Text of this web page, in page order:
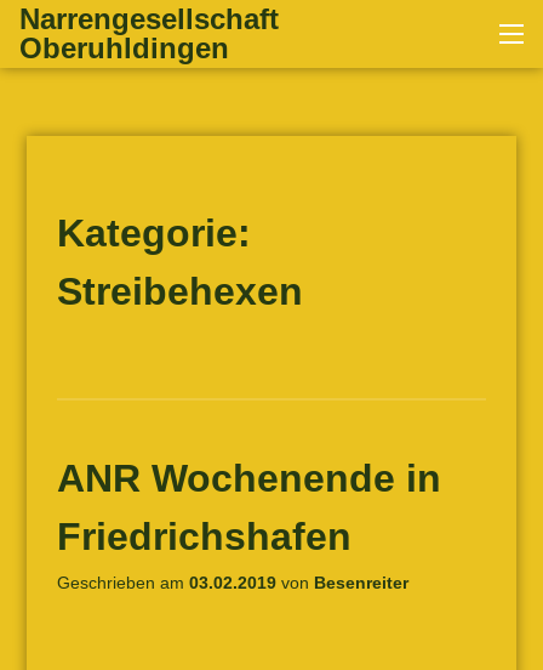
Zum
Inhalt
springen
Narrengesellschaft
Oberuhldingen
Kategorie:
Streibehexen
ANR Wochenende in
Friedrichshafen
Geschrieben am 03.02.2019von Besenreiter